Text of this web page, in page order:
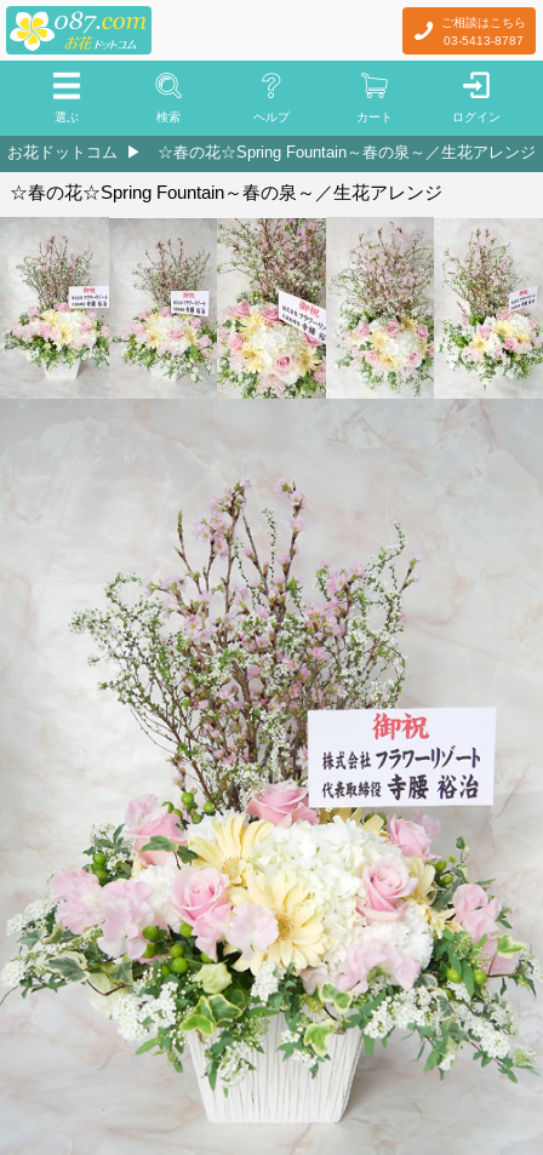
ご相談はこちら
03-5413-8787
選ぶ 検索 ヘルプ カート ログイン
お花ドットコム ☆春の花☆Spring Fountain～春の泉～／生花アレンジ
☆春の花☆Spring Fountain～春の泉～／生花アレンジ